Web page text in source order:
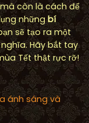
còn là cách để
nhữngbí
sẽ tạo ra một
Hãy bắt tay
Tết thật rực rỡ!
ánh sáng và